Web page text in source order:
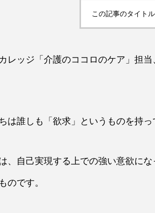
この記事のタイト
レッジ「介護のココロのケア」担当
は誰しも「欲求」というものを持っ
、自己実現する上での強い意欲に
のです。